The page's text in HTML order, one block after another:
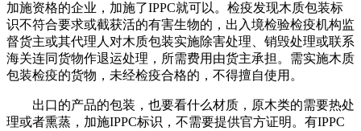
加施资格的企业，加施了IPPC就可以。检疫发现木质包装标
识不符合要求或截获活的有害生物的，出入境检验检疫机构监
督货主或其代理人对木质包装实施除害处理、销毁处理或联系
海关连同货物作退运处理，所需费用由货主承担。需实施木质
包装检疫的货物，未经检疫合格的，不得擅自使用。
出口的产品的包装，也要看什么材质，原木类的需要热处
理或者熏蒸，加施IPPC标识，不需要提供官方证明。有IPPC